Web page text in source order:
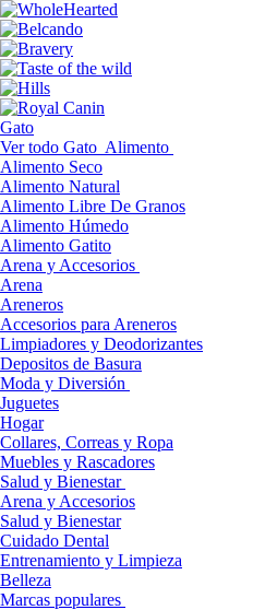
Gato
Ver todo Gato Alimento
Alimento Seco
Alimento Natural
Alimento Libre De Granos
Alimento Húmedo
Alimento Gatito
Arena y Accesorios
Arena
Areneros
Accesorios para Areneros
Limpiadores y Deodorizantes
Depositos de Basura
Moda y Diversión
Juguetes
Hogar
Collares, Correas y Ropa
Muebles y Rascadores
Salud y Bienestar
Arena y Accesorios
Salud y Bienestar
Cuidado Dental
Entrenamiento y Limpieza
Belleza
Marcas populares